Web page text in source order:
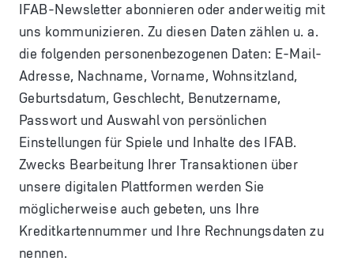
IFAB-Newsletter abonnieren oder anderweitig mit
uns kommunizieren. Zu diesen Daten zählen u. a.
die folgenden personenbezogenen Daten: E-Mail-
Adresse, Nachname, Vorname, Wohnsitzland,
Geburtsdatum, Geschlecht, Benutzername,
Passwort und Auswahl von persönlichen
Einstellungen für Spiele und Inhalte des IFAB.
Zwecks Bearbeitung Ihrer Transaktionen über
unsere digitalen Plattformen werden Sie
möglicherweise auch gebeten, uns Ihre
Kreditkartennummer und Ihre Rechnungsdaten zu
nennen.